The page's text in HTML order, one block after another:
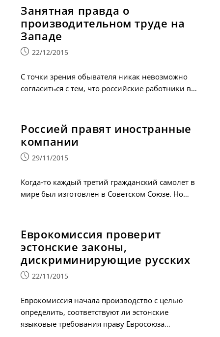
Занятная правда о
производительном труде на
Западе
Запись22/12/2015
С точки зрения обывателя никак невозможно
согласиться с тем, что российские работники в…
Россией правят иностранные
компании
Запись29/11/2015
Когда-то каждый третий гражданский самолет в
мире был изготовлен в Советском Союзе. Но…
Еврокомиссия проверит
эстонские законы,
дискриминирующие русских
Запись22/11/2015
Еврокомиссия начала производство с целью
определить, соответствуют ли эстонские
языковые требования праву Евросоюза…